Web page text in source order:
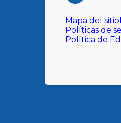
Mapa del sitio
Políticas de
Política de